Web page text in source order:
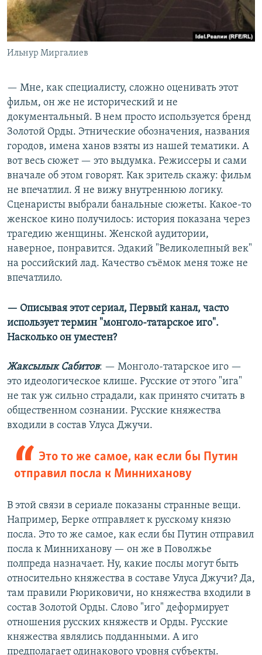
Ильнур Миргалиев
— Мне, как специалисту, сложно оценивать этот
фильм, он же не исторический и не
документальный. В нем просто используется бренд
Золотой Орды. Этнические обозначения, названия
городов, имена ханов взяты из нашей тематики. А
вот весь сюжет — это выдумка. Режиссеры и сами
вначале об этом говорят. Как зритель скажу: фильм
не впечатлил. Я не вижу внутреннюю логику.
Сценаристы выбрали банальные сюжеты. Какое-то
женское кино получилось: история показана через
трагедию женщины. Женской аудитории,
наверное, понравится. Эдакий "Великолепный век"
на российский лад. Качество съёмок меня тоже не
впечатлило.
— Описывая этот сериал, Первый канал, часто
использует термин "монголо-татарское иго".
Насколько он уместен?
Жаксылык Сабитов: — Монголо-татарское иго —
это идеологическое клише. Русские от этого "ига"
не так уж сильно страдали, как принято считать в
общественном сознании. Русские княжества
входили в состав Улуса Джучи.
Это то же самое, как если бы Путин
отправил посла к Минниханову
В этой связи в сериале показаны странные вещи.
Например, Берке отправляет к русскому князю
посла. Это то же самое, как если бы Путин отправил
посла к Минниханову — он же в Поволжье
полпреда назначает. Ну, какие послы могут быть
относительно княжества в составе Улуса Джучи? Да,
там правили Рюриковичи, но княжества входили в
состав Золотой Орды. Слово "иго" деформирует
отношения русских княжеств и Орды. Русские
княжества являлись подданными. А иго
предполагает одинакового уровня субъекты.